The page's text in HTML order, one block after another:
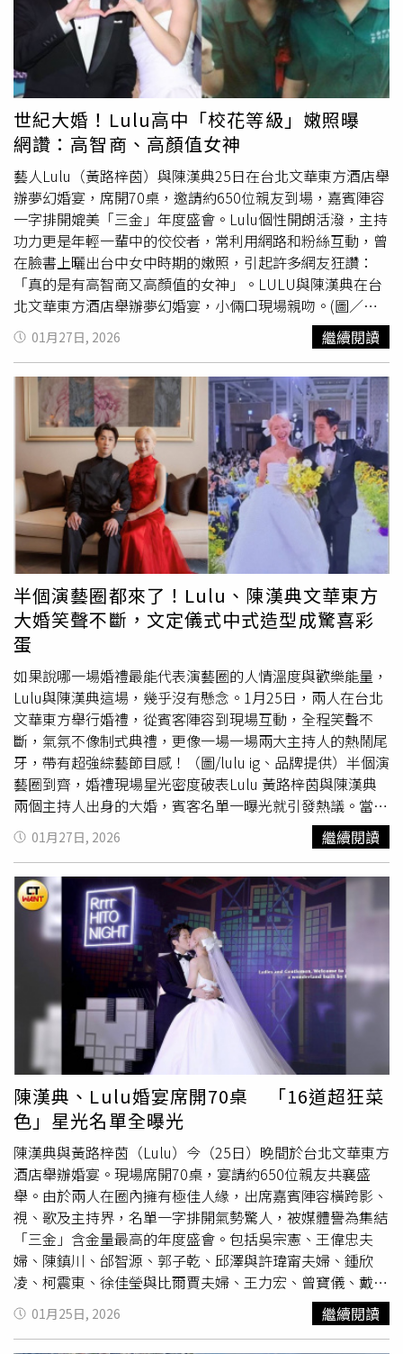
專輯。袁惟仁在1996年開始當製作人，為S.H.E、動力火
車、齊秦等歌手製作專輯，寫下亮眼成績。而袁惟仁在
1998年為天后那英寫的歌曲〈征服〉和〈夢醒了〉，都成
為熱門金曲。除了那英，袁惟仁也製作過不少好歌，包括王
菲的〈旋木〉、 陶晶瑩的〈離開我〉和巫啟賢的〈愛情傀
儡〉等。袁惟仁在2000年推出個人同名專輯，一舉入圍第
12屆金曲獎最佳國語男演唱人獎。讓袁惟仁真正被台灣觀眾
認識的契機，就是他在2007年開始擔任選秀節目《超級星
光大道》評審，還留下經典口頭禪「加油，好嗎？」。之後
袁惟仁也成為大陸歌唱節目的熱門導師人選，但2018年他
到上海錄製節目《星動亞洲》，意外在飯店摔倒腦溢血，送
醫還發現腦部有腫瘤緊急切除。病倒的袁惟仁也面臨龐大醫
療費，即便當時節目製作方替他繳清醫療費，但在演藝圈人
緣好的他，陳建寧、王治平、陳子鴻、包小松、薛忠銘、周
治平等30位音樂人、製作人熱心合捐40萬元，盼能雪中送
炭。之後張宇還發起「小胖基金」，號召圈內人有錢出錢，
一起援助袁惟仁後續醫療費用。「小胖基金」是張宇擔心袁
惟仁母親無力負擔龐大的醫療費用，才想到用這個計畫幫
忙，莫凡、游鴻明和巫啟賢等人紛紛響應，巫啟賢也曾前往
台東探視袁惟仁。據悉，這筆基金每月匯4萬元給袁惟仁的
家人，分別是看護費及營養金。袁惟仁切除腦瘤後返台回台
東老家休養，但2020年在家中跌倒又撞傷頭部，成為植物
人，直到今日被家屬證實死訊，也令昔日許多粉絲很不捨。
世紀大婚！Lulu高中「校花等級」嫩照曝
網讚：高智商、高顏值女神
藝人Lulu（黃路梓茵）與陳漢典25日在台北文華東方酒店舉
辦夢幻婚宴，席開70桌，邀請約650位親友到場，嘉賓陣容
一字排開媲美「三金」年度盛會。Lulu個性開朗活潑，主持
功力更是年輕一輩中的佼佼者，常利用網路和粉絲互動，曾
在臉書上曬出台中女中時期的嫩照，引起許多網友狂讚：
「真的是有高智商又高顏值的女神」。LULU與陳漢典在台
北文華東方酒店舉辦夢幻婚宴，小倆口現場親吻。(圖／三
立記者鄭孟晃、趙于瑩攝影）Lulu於2011年時以模仿陶晶
瑩 爆紅，隔年成為《大學生了沒》固定班底，2013年就和
吳宗憲一起主持節目。身為台中人的Lulu，曾分享就讀台中
女中時期的照片，並笑說：「臉書回顧！十年前的今天我在
畢業典禮跟學妹的合照。」畫面中，只見Lulu身穿高中綠制
服，面對鏡頭露出一抹有些靦腆的微笑，並摟著同學開心比
YA，即便臉上未施脂粉顯得有些青澀，容貌依舊非常出眾。
Lulu曾在臉書上曬出台中女中時期嫩照，網友狂讚：「真的
是有高智商又高顏值的女神」。（圖／翻攝自Lulu臉
書） Lulu曾在臉書上曬出台中女中時期嫩照，網友狂讚：
「真的是有高智商又高顏值的女神」。（圖／翻攝自Lulu臉
書）而網友看見Lulu高中的模樣後，「純天然無加工」的漂
亮臉蛋成為討論焦點， 紛紛狂讚：「真的是有高智商又高
顏值的女神」、「歐買尬竟然是台中女中！Lulu一定很會讀
書」、「好美呀」、「好萌的Lulu」、「滿滿膠原蛋白」、
「小時候就好漂亮哦」、「好清純哦」、「笑容完全沒
變」、「正壞手機螢幕」。更多三立新聞網報導． 貝克漢
爆外遇！偷吃正妹助理4個月 維多利亞崩潰痛哭：人生最
困難． 「日本AV最強洋將」不幹了！激戰6年震撼宣布引
退 驚人近照曝光． 霍諾德攀台北101「驚人8位數酬勞」
曝光！ 本人首度回應了
01月27日, 2026 繼續閱讀
半個演藝圈都來了！Lulu、陳漢典文華東方
大婚笑聲不斷，文定儀式中式造型成驚喜彩
蛋
如果說哪一場婚禮最能代表演藝圈的人情溫度與歡樂能量，
Lulu與陳漢典這場，幾乎沒有懸念。1月25日，兩人在台北
文華東方舉行婚禮，從賓客陣容到現場互動，全程笑聲不
斷，氣氛不像制式典禮，更像一場一場兩大主持人的熱鬧尾
牙，帶有超強綜藝節目感！（圖/lulu ig、品牌提供）半個演
藝圈到齊，婚禮現場星光密度破表Lulu 黃路梓茵與陳漢典
兩個主持人出身的大婚，賓客名單一曝光就引發熱議。當天
包括許光漢、王力宏、吳宗憲、
、邱澤等圈內重量級
人物皆親自到場祝福，星光陣容被形容「宛如走進頒獎典禮
現場」。賓客橫跨主持、戲劇、音樂多個世代，一進場就成
為全場焦點，也讓這場婚禮在開席前就話題不斷。（圖/翻
攝自treads）現場互動笑聲不斷，婚禮節奏像一場熟人綜藝
真正讓人印象深刻的，則是婚禮現場的互動氛圍。Lulu一貫
的幽默與臨場反應，在這一天完全不藏私，面對台下熟到不
能再熟的圈內好友，即興互動、自然接梗，讓全場笑聲連
連。不少賓客也自動進入「工作模式」，起鬨、接話、補刀
樣樣來，讓婚禮流程在溫馨與爆笑之間自由切換。有人笑
說：「這場婚禮如果全程錄下來，剪一集特別節目完全沒問
題。」陳漢典和lulu的父母也超搞笑，難怪生出兩個搞笑的
天使（圖/翻攝自treads）不只是熱鬧，更是一場屬於兩人
的重要里程碑在歡樂氣氛之外，這場婚禮也流露出兩人長年
相處累積的默契與情感。沒有過多煽情橋段，卻在每一次眼
神交流、每一段自然對話中，看見彼此最真實的模樣，也讓
不少賓客直言：「這就是他們兩個最像的樣子。」文定儀式
的驚喜彩蛋，藏著另一種浪漫在婚禮之外，Lulu與陳漢典也
為人生的重要傳統儀式留下專屬紀念。兩人透露，於文定儀
式中特別選擇由SHIATZY CHEN 夏姿・陳量身訂製的中式結
婚禮服，作為承載祝福與情感的重要穿搭選擇，也成為婚禮
之外最具意義的驚喜彩蛋。（圖/品牌提供）新娘Lulu身著
夏姿紅中式立領削肩造型，以「鳳」為設計主題，透過俐落
線條與柔美比例，詮釋當代視角下的東方優雅，並特別搭配
中式蓋頭，為文定儀式增添莊重而詩意的層次。新郎陳漢典
01月27日, 2026 繼續閱讀
陳漢典、Lulu婚宴席開70桌 「16道超狂菜
色」星光名單全曝光
陳漢典與黃路梓茵（Lulu）今（25日）晚間於台北文華東方
酒店舉辦婚宴。現場席開70桌，宴請約650位親友共襄盛
舉。由於兩人在圈內擁有極佳人緣，出席嘉賓陣容橫跨影、
視、歌及主持界，名單一字排開氣勢驚人，被媒體譽為集結
「三金」含金量最高的年度盛會。包括吳宗憲、王偉忠夫
婦、陳鎮川、邰智源、郭子乾、邱澤與許瑋甯夫婦、鍾欣
凌、柯震東、徐佳瑩與比爾賈夫婦、王力宏、曾寶儀、戴資
穎、動力火車、許光漢、林美秀、羅文裕、彭佳慧、許富
凱、艾怡良、曾莞婷、小蜜桃姐姐、黃偉晉、風田、楊銘威
與方志友夫婦、唐綺陽、展榮展瑞、玖壹壹、康康、苗可
01月25日, 2026 繼續閱讀